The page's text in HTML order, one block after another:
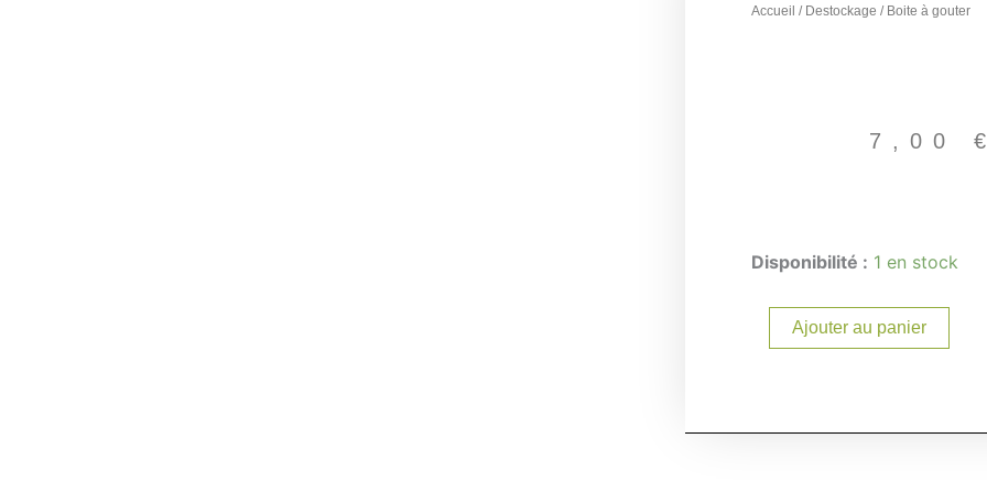
Accueil / Destockage / Boite à gouter
7,00
Disponibilité : 1 en stock
quantité
gouter
Ajouter au panier